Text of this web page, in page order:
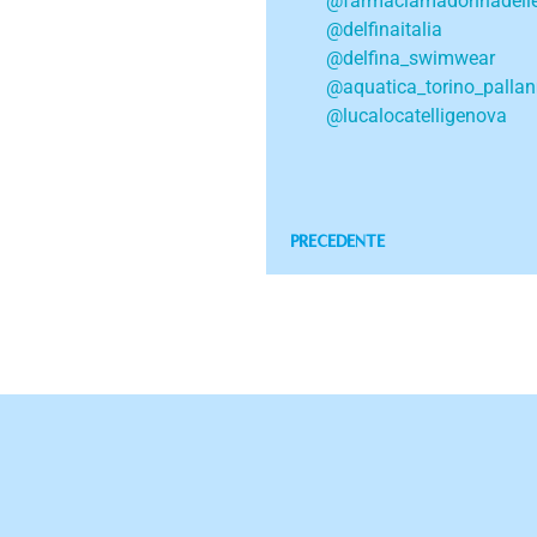
@delfinaitalia
@delfina_swimwear
@lucalocatelligenova
PRECEDENTE